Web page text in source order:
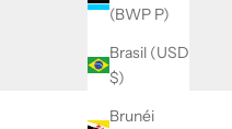
(BWP P)
Brasil (USD
$)
Brunéi